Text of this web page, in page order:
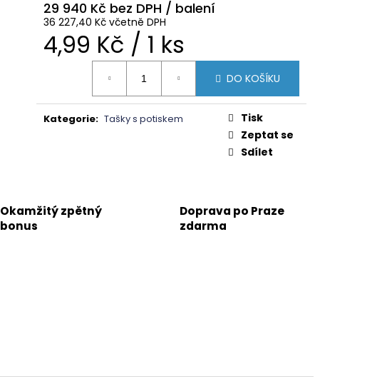
29 940 Kč
36 227,40 Kč včetně DPH
Měrná
4,99 Kč / 1 ks
DO KOŠÍKU
Kategorie: Tašky s potiskem
Tisk
Zeptat se
Sdílet
Okamžitý zpětný
bonus
Doprava po Praze
zdarma